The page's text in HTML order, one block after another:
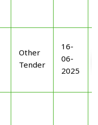
Other
Tender
16-
06-
2025